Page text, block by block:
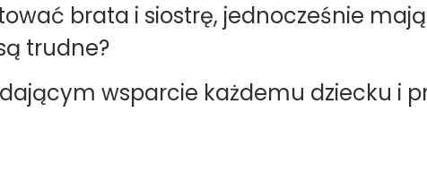
brata i siostrę, jednocześnie
trudne?
wsparcie każdemu dziecku i